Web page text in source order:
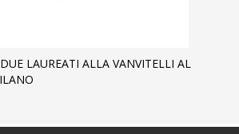
LAUREATI ALLA VANVITELLI AL